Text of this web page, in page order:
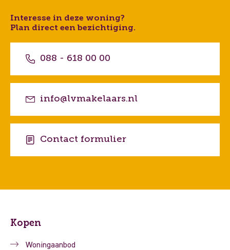
Interesse in deze woning?
Plan direct een bezichtiging.
088 - 618 00 00
info@lvmakelaars.nl
Contact formulier
Kopen
Woningaanbod